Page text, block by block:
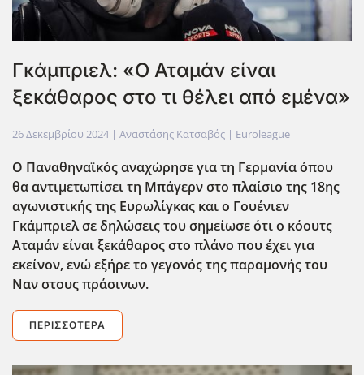
Γκάμπριελ: «Ο Αταμάν είναι
ξεκάθαρος στο τι θέλει από εμένα»
26 Δεκεμβρίου 2024 | Αναστάσης Κατσαβός | Euroleague
Ο Παναθηναϊκός αναχώρησε για τη Γερμανία όπου
θα αντιμετωπίσει τη Μπάγερν στο πλαίσιο της 18ης
αγωνιστικής της Ευρωλίγκας και ο Γουένιεν
Γκάμπριελ σε δηλώσεις του σημείωσε ότι ο κόουτς
Αταμάν είναι ξεκάθαρος στο πλάνο που έχει για
εκείνον, ενώ εξήρε το γεγονός της παραμονής του
Ναν στους πράσινων.
ΠΕΡΙΣΣΌΤΕΡΑ